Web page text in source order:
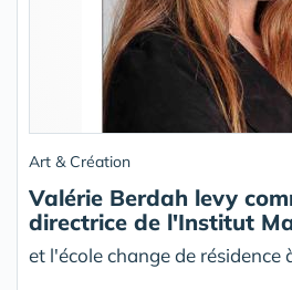
Art & Création
Valérie Berdah levy
directrice de l'Institut
et l'école change de résidence